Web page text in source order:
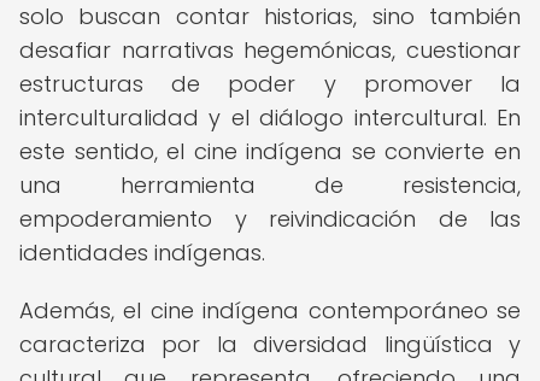
solo buscan contar historias, sino también
desafiar narrativas hegemónicas, cuestionar
estructuras de poder y promover la
interculturalidad y el diálogo intercultural. En
este sentido, el cine indígena se convierte en
una herramienta de resistencia,
empoderamiento y reivindicación de las
identidades indígenas.
Además, el cine indígena contemporáneo se
caracteriza por la diversidad lingüística y